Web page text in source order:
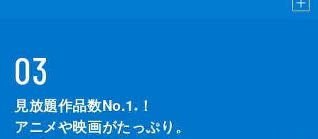
03
見放題作品数No.1 ※
！
アニメや映画がたっぷり。